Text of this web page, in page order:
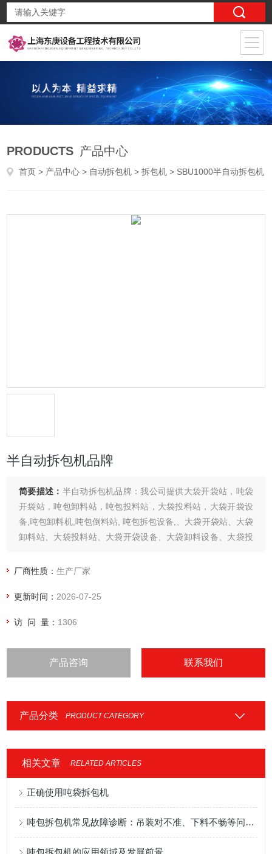
PRODUCTS 产品中心
首页 > 产品中心 > 自动拆包机 >拆包机 > SBU1000半自动拆包机品牌
半自动拆包机品牌
简要描述： 半自动拆包机品牌：我公司提供大袋开袋站，吨袋
开袋站，吨包卸料站，吨包投料站，大袋投料站，大袋开袋设
备,吨包卸料机,吨包倒料站, 吨包拆包设备,、大袋开袋站、大袋
卸料站、大袋投料站、大袋开袋设备、大袋卸料设备、大袋投
厂商性质：生产厂家
更新时间： 2026-07-25
访 问 量： 1306
产品咨询 联系我们
产品分类 PRODUCT CATEGORY
相关文章 RELATED ARTICLES
正确使用吨袋拆包机
吨包拆包机常见故障诊断：吊装对不准、下料不畅等问题的解决方案
吨包拆包机的应用领域及发展前景